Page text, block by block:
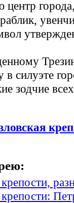
в силуэте
зодчие